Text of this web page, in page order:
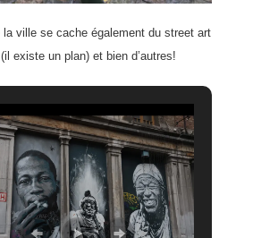
la ville se cache également du street art
existe un plan) et bien d’autres!